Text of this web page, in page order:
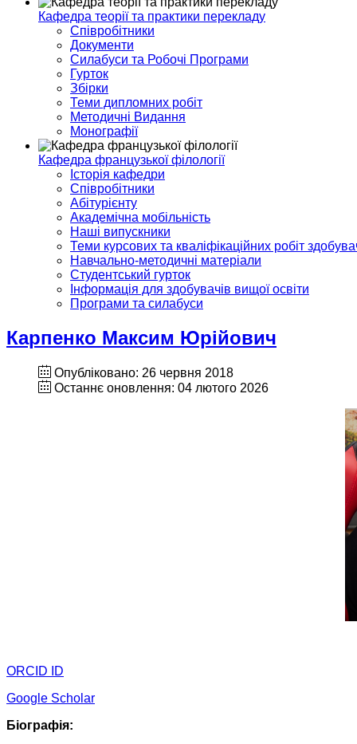
Кафедра теорії та практики перекладу
Співробітники
Документи
Силабуси та Робочі Програми
Гурток
Збірки
Теми дипломних робіт
Методичні Видання
Монографії
Кафедра французької філології
Історія кафедри
Співробітники
Абітурієнту
Академічна мобільність
Наші випускники
Теми курсових та кваліфікаційних робіт
Навчально-методичні матеріали
Студентський гурток
Інформація для здобувачів вищої освіти
Програми та силабуси
Карпенко Максим Юрійович
Опубліковано: 26 червня 2018
Останнє оновлення: 04 лютого 2026
ORCID ID
Google Scholar
Біографія: